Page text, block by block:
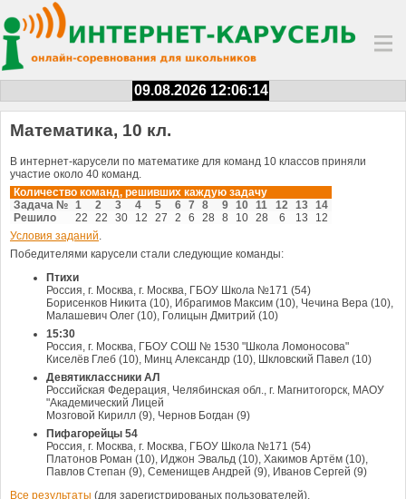
09.08.2026 12:06:14
Математика, 10 кл.
В интернет-карусели по математике для команд 10 классов приняли
участие около 40 команд.
Количество команд, решивших каждую задачу
Задача №
1 2 3 4 5 6 7 8 9 10 11 12 13
14
Решило
22 22 30 12 27 2 6 28 8 10 28 6 13
12
Условия заданий
Победителями карусели стали следующие команды:
Птихи
Россия, г. Москва, г. Москва, ГБОУ Школа №171 (54)
Борисенков Никита (10), Ибрагимов Максим (10), Чечина Вера (10),
Малашевич Олег (10), Голицын Дмитрий (10)
15:30
Россия, г. Москва, ГБОУ СОШ № 1530 "Школа Ломоносова"
Киселёв Глеб (10), Минц Александр (10), Шкловский Павел (10)
Девятиклассники АЛ
Российская Федерация, Челябинская обл., г. Магнитогорск, МАОУ
"Академический Лицей
Мозговой Кирилл (9), Чернов Богдан (9)
Пифагорейцы 54
Россия, г. Москва, г. Москва, ГБОУ Школа №171 (54)
Платонов Роман (10), Иджон Эвальд (10), Хакимов Артём (10),
Павлов Степан (9), Семенищев Андрей (9), Иванов Сергей (9)
Все результаты (для зарегистрированых пользователей).